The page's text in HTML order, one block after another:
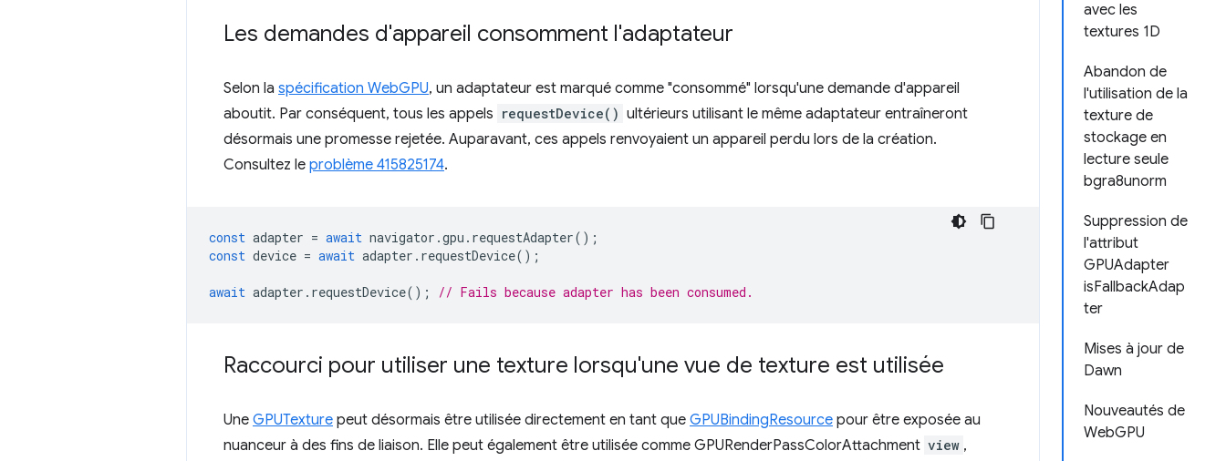
avec les
textures 1D
Abandon de
l'utilisation de la
texture de
stockage en
lecture seule
bgra8unorm
Suppression de
l'attribut
GPUAdapter
isFallbackAdap
ter
Mises à jour de
Dawn
Nouveautés de
WebGPU
Les demandes d'appareil consomment l'adaptateur
Selon la spécification WebGPU, un adaptateur est marqué comme "consommé" lorsqu'une demande d'appareil
aboutit. Par conséquent, tous les appels requestDevice() ultérieurs utilisant le même adaptateur entraîneront
désormais une promesse rejetée. Auparavant, ces appels renvoyaient un appareil perdu lors de la création.
Consultez le problème 415825174.
const adapter = await navigator .gpu . requestAdapter();
const device = await adapter . requestDevice();
await adapter . requestDevice(); // Fails because adapter has been consumed.
Raccourci pour utiliser une texture lorsqu'une vue de texture est utilisée
Une GPUTexture peut désormais être utilisée directement en tant que GPUBindingResource pour être exposée au
nuanceur à des fins de liaison. Elle peut également être utilisée comme GPURenderPassColorAttachment view ,